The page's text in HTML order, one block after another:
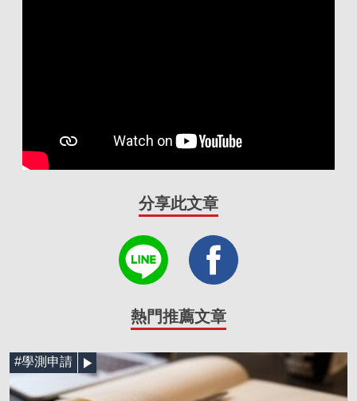
分享此文章
熱門推薦文章
#學測申請